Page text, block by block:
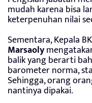
mudah karena bisa
keterpenuhan nilai
Sementara, Kepala
Marsaoly
balik yang berarti
barometer norma,
Sehingga, orang
nantinya dipakai.